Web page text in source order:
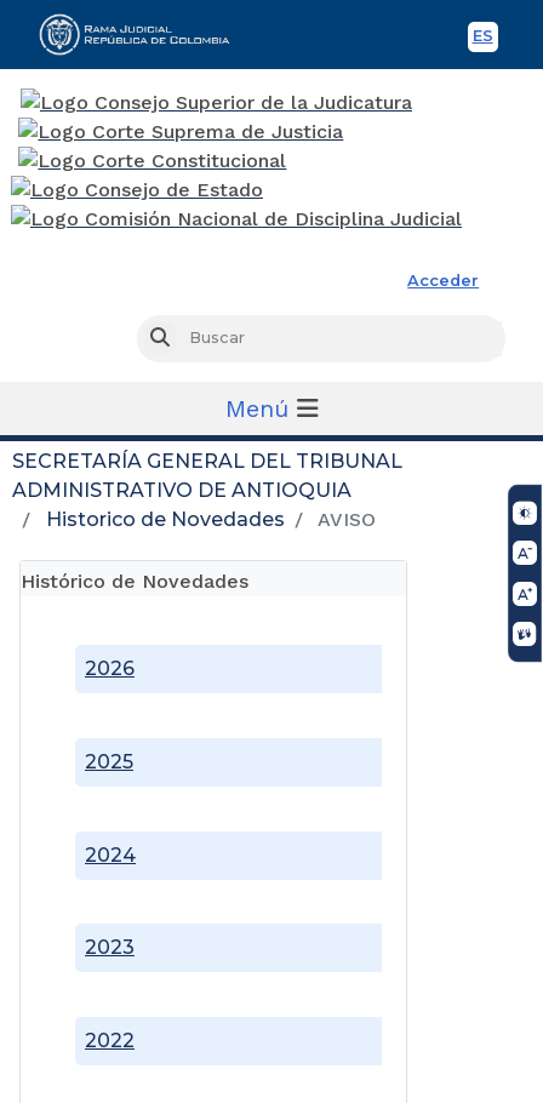
ES
Acceder
Buscar
Menú
SECRETARÍA GENERAL DEL TRIBUNAL
ADMINISTRATIVO DE ANTIOQUIA
Historico de Novedades
AVISO
Histórico de Novedades
2022
2023
2024
2025
2026